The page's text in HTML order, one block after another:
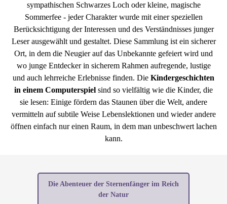
sympathischen Schwarzes Loch oder kleine, magische
Sommerfee - jeder Charakter wurde mit einer speziellen
Berücksichtigung der Interessen und des Verständnisses junger
Leser ausgewählt und gestaltet. Diese Sammlung ist ein sicherer
Ort, in dem die Neugier auf das Unbekannte gefeiert wird und
wo junge Entdecker in sicherem Rahmen aufregende, lustige
und auch lehrreiche Erlebnisse finden. Die Kindergeschichten
in einem Computerspiel sind so vielfältig wie die Kinder, die
sie lesen: Einige fördern das Staunen über die Welt, andere
vermitteln auf subtile Weise Lebenslektionen und wieder andere
öffnen einfach nur einen Raum, in dem man unbeschwert lachen
kann.
Die Abenteuer der Sternenfänger im Reich
der Natur